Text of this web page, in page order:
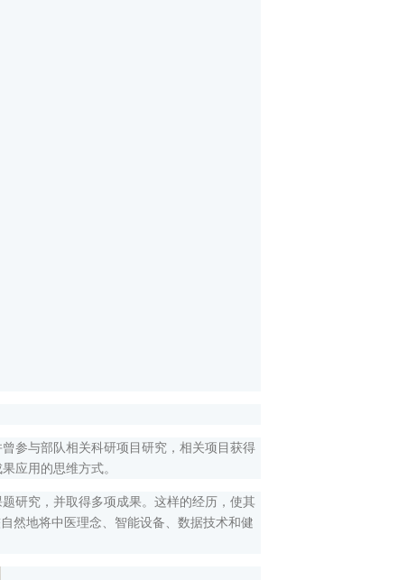
参与部队相关科研项目研究，相关项目获得
应用的思维方式。
研究，并取得多项成果。这样的经历，使其
然地将中医理念、智能设备、数据技术和健